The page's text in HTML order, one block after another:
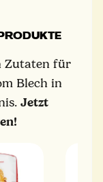
Zutaten für
Blech in
Jetzt